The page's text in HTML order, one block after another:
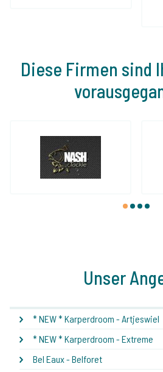
Diese Firmen sind
1 2 3 4
Unser
* NEW * Karperdroom - Artjeswiel
* NEW * Karperdroom - Extreme
Bel Eaux - Belforet